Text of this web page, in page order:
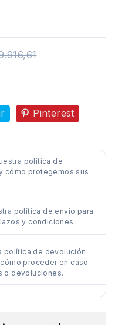
Pinterest
política de
cómo protegemos sus
política de envío para
y condiciones.
política de devolución
proceder en caso
o devoluciones.